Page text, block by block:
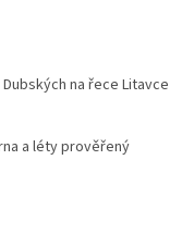
na řece Litavce
a léty prověřený